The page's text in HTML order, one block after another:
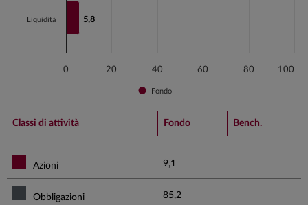
5,8
5,8
0 20 40 60 80 100
Fondo
Liquidità
End of interactive chart.
Classi di attività Fondo Bench.
Azioni 9,1
Obbligazioni 85,2